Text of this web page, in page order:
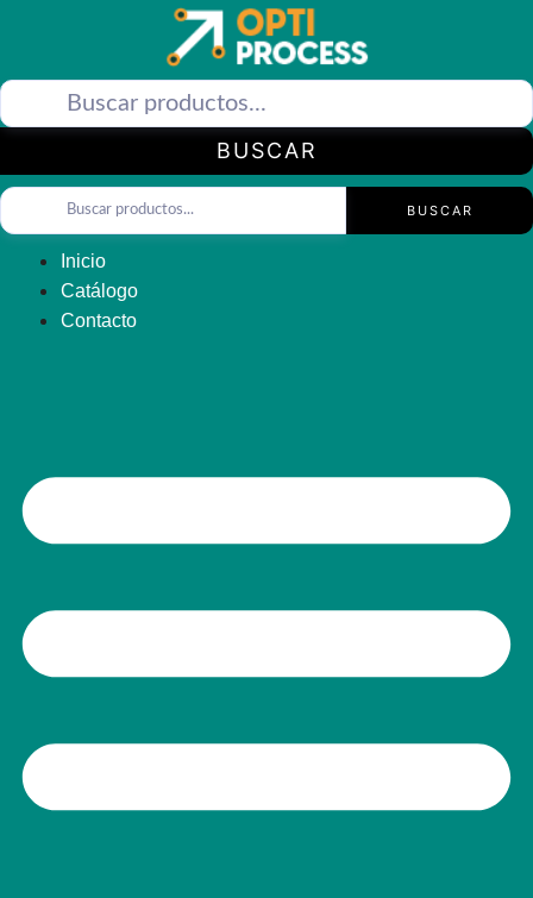
BUSCAR
BUSCAR
Inicio
Catálogo
Contacto